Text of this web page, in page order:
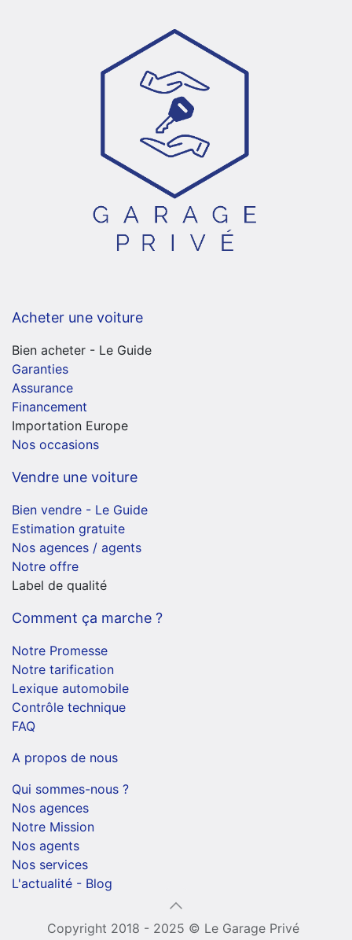
Acheter une voiture
Bien acheter - Le Guide
Garanties
Assurance
Financement
Importation Europe
Nos occasions
Vendre une voiture
Bien vendre - Le Guide
Estimation gratuite
Nos agences / agents
Notre offre
Label de qualité
Comment ça marche ?
Notre Promesse
Notre tarification
Lexique automobile
Contrôle technique
FAQ
A propos de nous
Qui sommes-nous ?
Nos agences
Notre Mission
Nos agents
Nos services
L'actualité - Blog
Copyright 2018 - 2025 © Le Garage Privé